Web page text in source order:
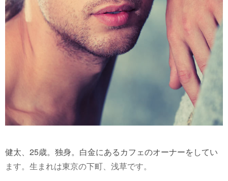
健太、25歳。独身。白金にあるカフェのオーナーをしてい
ます。生まれは東京の下町、浅草です。